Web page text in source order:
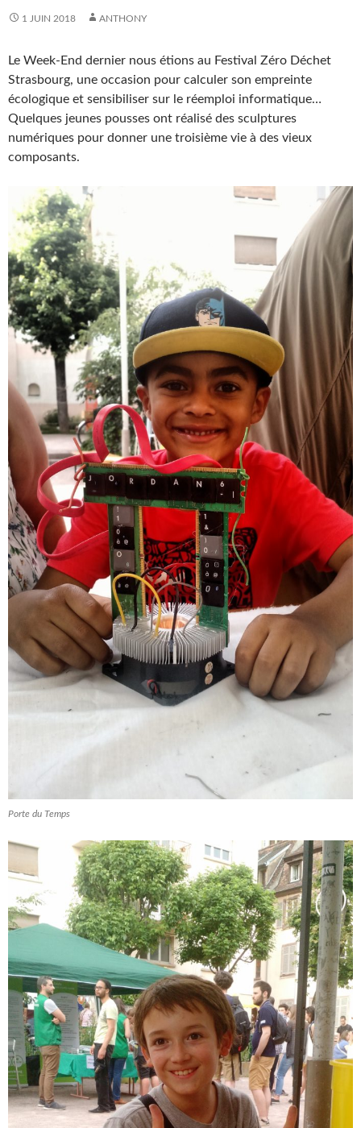
1 JUIN 2018 ANTHONY
Le Week-End dernier nous étions au Festival Zéro Déchet
Strasbourg, une occasion pour calculer son empreinte
écologique et sensibiliser sur le réemploi informatique…
Quelques jeunes pousses ont réalisé des sculptures
numériques pour donner une troisième vie à des vieux
composants.
Porte du Temps